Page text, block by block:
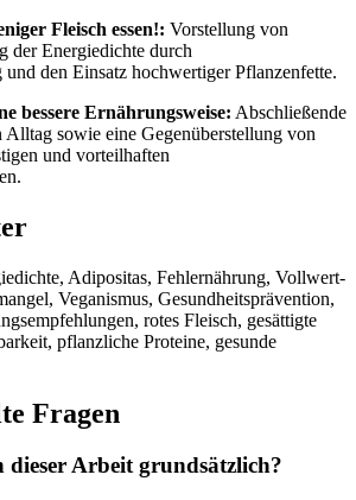
Fleisch essen!: Vorstellung von
der Energiedichte durch
den Einsatz hochwertiger Pflanzenfette.
bessere Ernährungsweise: Abschließende
sowie eine Gegenüberstellung von
und vorteilhaften
Adipositas, Fehlernährung, Vollwert-
Veganismus, Gesundheitsprävention,
rotes Fleisch, gesättigte
pflanzliche Proteine, gesunde
Fragen
dieser Arbeit grundsätzlich?